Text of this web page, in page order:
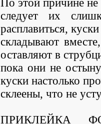
По этой причине не
следует их
расплавиться, куски
складывают
оставляют в
пока они не
куски настолько
склеены, что не
ПРИКЛЕЙКА